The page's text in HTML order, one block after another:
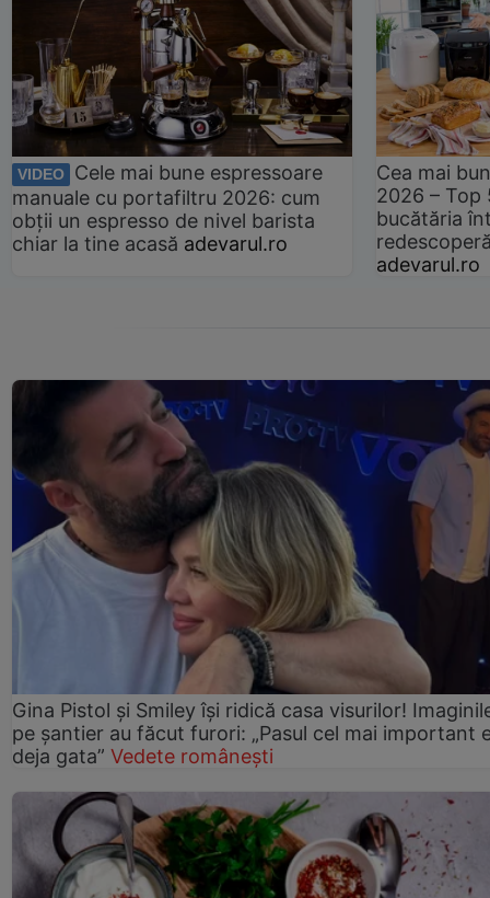
VIDEO
Cele mai bune espressoare
manuale cu portafiltru 2026: cum
obții un espresso de nivel barista
chiar la tine acasă adevarul.ro
Cea mai
2026 –
bucătăria
adevarul.ro
Gina Pistol și Smiley își ridică casa visurilor!
pe șantier au făcut furori: „Pasul cel mai important
deja gata” Vedete românești